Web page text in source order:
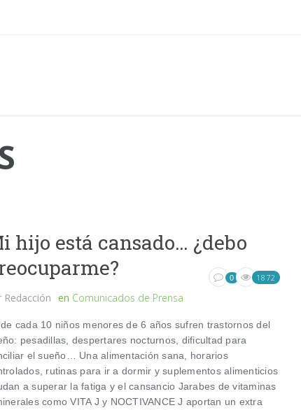
hijo está cansado… ¿debo
Redacción en Comunicados de Prensa
0 1872
cada 10 niños menores de 6 años sufren trastornos del
pesadillas, despertares nocturnos, dificultad para
el sueño… Una alimentación sana, horarios
rutinas para ir a dormir y suplementos alimenticios
a superar la fatiga y el cansancio Jarabes de vitaminas
como VITA J y NOCTIVANCE J aportan un extra